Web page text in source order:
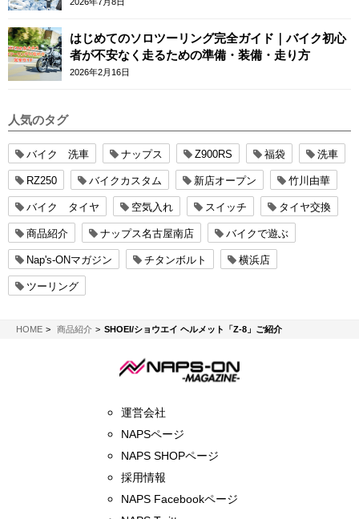
はじめてのソロツーリング完全ガイド｜バイク初心
者が不安なく走るための準備・装備・走り方
2026年2月16日
人気のタグ
バイク 洗車 ナップス Z900RS 福袋 洗車
RZ250 バイクカスタム 新店オープン 竹川由華
バイク タイヤ 空気入れ スイッチ タイヤ交換
商品紹介 ナップス名古屋南店 バイクで遊ぶ
Nap's-ONマガジン チタンボルト 横浜店
ツーリング
HOMENAPS-ON マガジン
商品紹介 SHOEI/ショウエイ ヘルメット「Z-8」ご紹介
運営会社
NAPSページ
NAPS SHOPページ
採用情報
NAPS Facebookページ